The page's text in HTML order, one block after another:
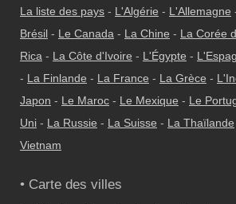
La liste des pays - L'Algérie - L'Allemagne
Brésil - Le Canada - La Chine - La Corée
Rica - La Côte d'Ivoire - L'Égypte -
- La Finlande - La France - La Grèce -
Japon - Le Maroc - Le Mexique - Le
Uni - La Russie - La Suisse - La Thaïlande
Vietnam
• Carte des villes